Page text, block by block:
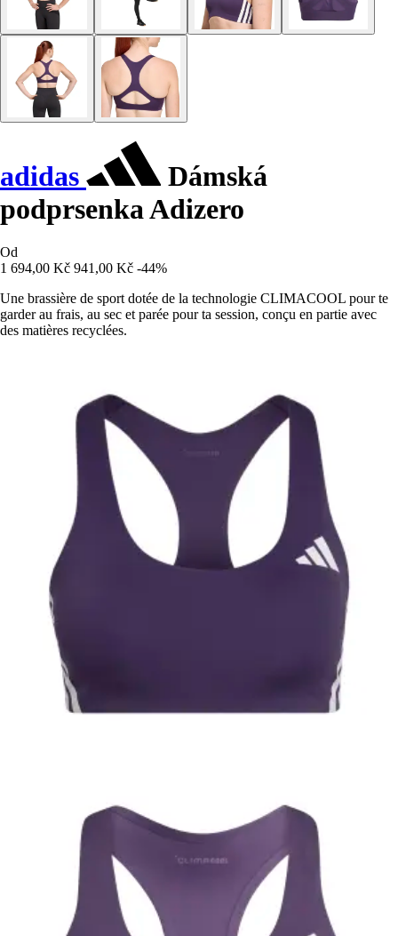
adidas
Dámská
podprsenka Adizero
Od
1 694,00 Kč 941,00 Kč -44%
Une brassière de sport dotée de la technologie CLIMACOOL pour te
garder au frais, au sec et parée pour ta session, conçu en partie avec
des matières recyclées.